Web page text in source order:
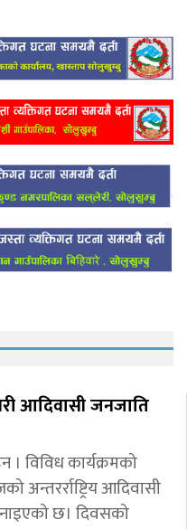
आदिवासी जनजाति
। विविध कार्यक्रमको
अन्तरर्राष्ट्रिय आदिवासी
छ। दिवसको